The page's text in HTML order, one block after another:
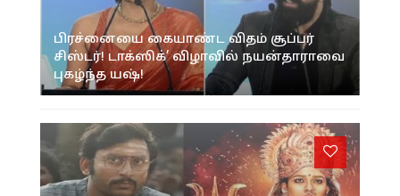
பிரச்னையை கையாண்ட விதம் சூப்பர்
சிஸ்டர்! டாக்ஸிக்’ விழாவில் நயன்தாராவை
புகழ்ந்த யஷ்!